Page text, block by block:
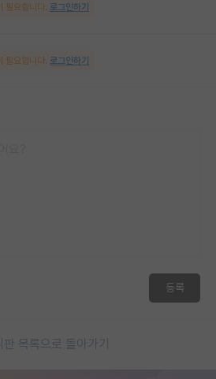
필요합니다. 로그인하기
필요합니다. 로그인하기
등록
판 목록으로 돌아가기